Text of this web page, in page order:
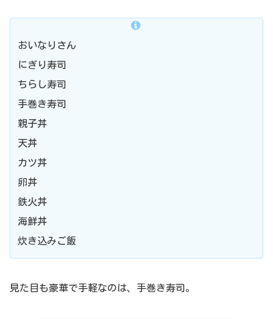
おいなりさん
にぎり寿司
ちらし寿司
手巻き寿司
親子丼
天丼
カツ丼
卵丼
鉄火丼
海鮮丼
炊き込みご飯
見た目も豪華で手軽なのは、手巻き寿司。